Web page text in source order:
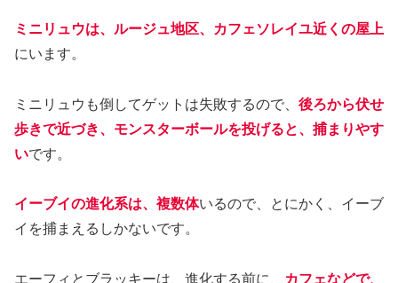
ミニリュウは、ルージュ地区、カフェソレイユ近くの屋上
にいます。
ミニリュウも倒してゲットは失敗するので、 後ろから伏せ
歩きで近づき、モンスターボールを投げると、捕まりやす
いです。
イーブイの進化系は、複数体いるので、とにかく、イーブ
イを捕まえるしかないです。
エーフィとブラッキーは、進化する前に、
カフェなどで、